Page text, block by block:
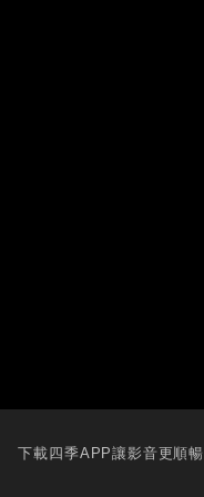
下載四季APP讓影音更順暢